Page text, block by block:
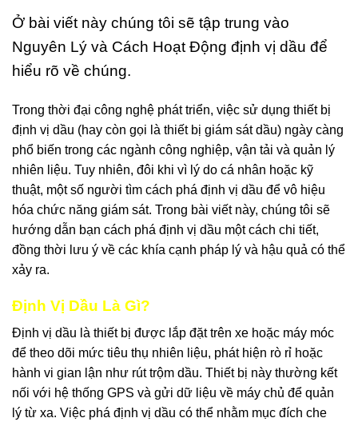
Ở bài viết này chúng tôi sẽ tập trung vào
Nguyên Lý và Cách Hoạt Động định vị dầu để
hiểu rõ về chúng.
Trong thời đại công nghệ phát triển, việc sử dụng thiết bị
định vị dầu (hay còn gọi là thiết bị giám sát dầu) ngày càng
phổ biến trong các ngành công nghiệp, vận tải và quản lý
nhiên liệu. Tuy nhiên, đôi khi vì lý do cá nhân hoặc kỹ
thuật, một số người tìm cách phá định vị dầu để vô hiệu
hóa chức năng giám sát. Trong bài viết này, chúng tôi sẽ
hướng dẫn bạn cách phá định vị dầu một cách chi tiết,
đồng thời lưu ý về các khía cạnh pháp lý và hậu quả có thể
xảy ra.
Định Vị Dầu Là Gì?
Định vị dầu là thiết bị được lắp đặt trên xe hoặc máy móc
để theo dõi mức tiêu thụ nhiên liệu, phát hiện rò rỉ hoặc
hành vi gian lận như rút trộm dầu. Thiết bị này thường kết
nối với hệ thống GPS và gửi dữ liệu về máy chủ để quản
lý từ xa. Việc phá định vị dầu có thể nhằm mục đích che